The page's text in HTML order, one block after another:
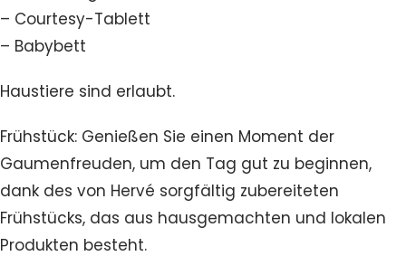
– Courtesy-Tablett
– Babybett
Haustiere sind erlaubt.
Frühstück: Genießen Sie einen Moment der
Gaumenfreuden, um den Tag gut zu beginnen,
dank des von Hervé sorgfältig zubereiteten
Frühstücks, das aus hausgemachten und lokalen
Produkten besteht.